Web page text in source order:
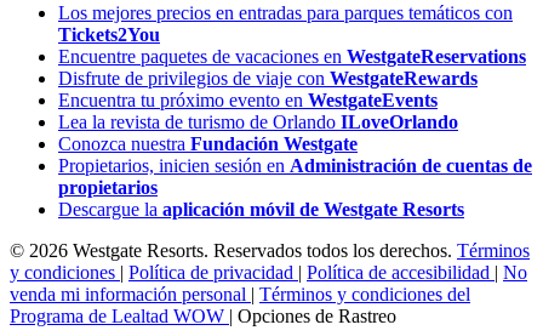
Los mejores precios en entradas para parques temáticos con
Tickets2You
Encuentre paquetes de vacaciones en WestgateReservations
Disfrute de privilegios de viaje con WestgateRewards
Encuentra tu próximo evento en WestgateEvents
Lea la revista de turismo de Orlando ILoveOrlando
Conozca nuestra Fundación Westgate
Propietarios, inicien sesión en Administración de cuentas de
propietarios
Descargue la aplicación móvil de Westgate Resorts
© 2026 Westgate Resorts. Reservados todos los derechos. Términos
y condiciones | Política de privacidad | Política de accesibilidad | No
venda mi información personal | Términos y condiciones del
Programa de Lealtad WOW | Opciones de Rastreo